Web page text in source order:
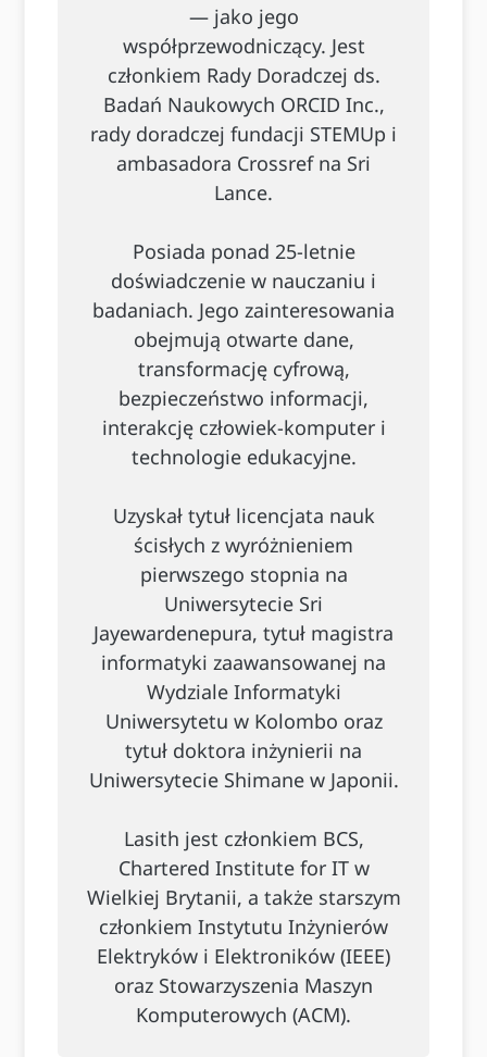
— jako jego
współprzewodniczący. Jest
członkiem Rady Doradczej ds.
Badań Naukowych ORCID Inc.,
rady doradczej fundacji STEMUp i
ambasadora Crossref na Sri
Lance.
Posiada ponad 25-letnie
doświadczenie w nauczaniu i
badaniach. Jego zainteresowania
obejmują otwarte dane,
transformację cyfrową,
bezpieczeństwo informacji,
interakcję człowiek-komputer i
technologie edukacyjne.
Uzyskał tytuł licencjata nauk
ścisłych z wyróżnieniem
pierwszego stopnia na
Uniwersytecie Sri
Jayewardenepura, tytuł magistra
informatyki zaawansowanej na
Wydziale Informatyki
Uniwersytetu w Kolombo oraz
tytuł doktora inżynierii na
Uniwersytecie Shimane w Japonii.
Lasith jest członkiem BCS,
Chartered Institute for IT w
Wielkiej Brytanii, a także starszym
członkiem Instytutu Inżynierów
Elektryków i Elektroników (IEEE)
oraz Stowarzyszenia Maszyn
Komputerowych (ACM).